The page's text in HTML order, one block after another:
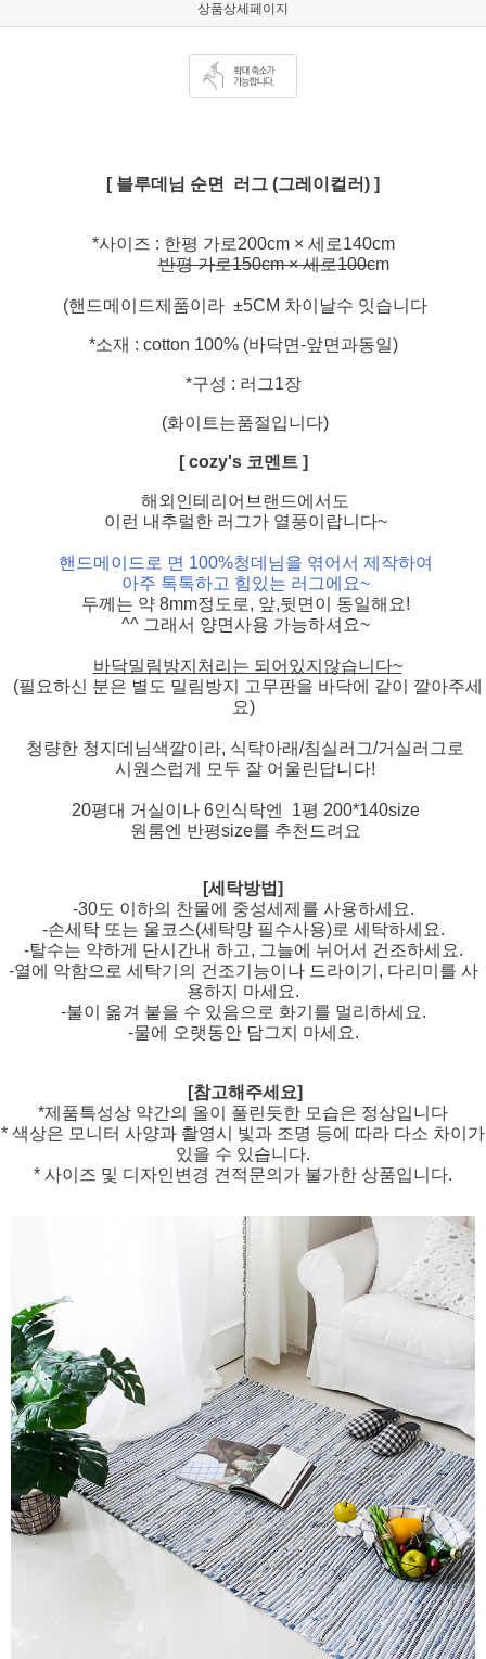
상품상세페이지
[ 블루데님 순면 러그 (그레이컬러) ]
*사이즈 : 한평 가로200cm × 세로140cm
반평 가로150cm × 세로100cm
(핸드메이드제품이라 ±5CM 차이날수 잇습니다
*소재 : cotton 100% (바닥면-앞면과동일)
*구성 : 러그1장
(화이트는품절입니다)
[ cozy's 코멘트 ]
해외인테리어브랜드에서도
이런 내추럴한 러그가 열풍이랍니다~
핸드메이드로 면 100%청데님을 엮어서 제작하여
아주 톡톡하고 힘있는 러그에요~
두께는 약 8mm정도로, 앞,뒷면이 동일해요!
^^ 그래서 양면사용 가능하셔요~
바닥밀림방지처리는 되어있지않습니다~
(필요하신 분은 별도 밀림방지 고무판을 바닥에 같이 깔아주세
요)
청량한 청지데님색깔이라, 식탁아래/침실러그/거실러그로
시원스럽게 모두 잘 어울린답니다!
20평대 거실이나 6인식탁엔 1평 200*140size
원룸엔 반평size를 추천드려요
[세탁방법]
-30도 이하의 찬물에 중성세제를 사용하세요.
-손세탁 또는 울코스(세탁망 필수사용)로 세탁하세요.
-탈수는 약하게 단시간내 하고, 그늘에 뉘어서 건조하세요.
-열에 악함으로 세탁기의 건조기능이나 드라이기, 다리미를 사
용하지 마세요.
-불이 옮겨 붙을 수 있음으로 화기를 멀리하세요.
-물에 오랫동안 담그지 마세요.
[참고해주세요]
*제품특성상 약간의 올이 풀린듯한 모습은 정상입니다
* 색상은 모니터 사양과 촬영시 빛과 조명 등에 따라 다소 차이가
있을 수 있습니다.
* 사이즈 및 디자인변경 견적문의가 불가한 상품입니다.